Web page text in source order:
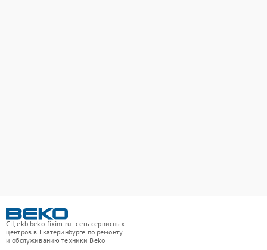
СЦ ekb.beko-fixim.ru - сеть сервисных
центров в Екатеринбурге по ремонту
и обслуживанию техники Beko